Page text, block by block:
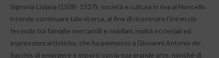
Signoria Liviana (1508- 1537): società e cultura in riva al Noncello
intende continuare tale ricerca, al fine di ricostruire l’intreccio
fecondo tra famiglie mercantili e nobiliari, realtà ecclesiali ed
espressioni artistiche, che ha permesso a Giovanni Antonio de’
Sacchis di emergere e imporsi con la sua grande arte, nonché di